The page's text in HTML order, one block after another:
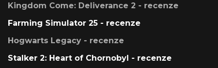
Kingdom Come: Deliverance 2 - recenze
Farming Simulator 25 - recenze
Hogwarts Legacy - recenze
Stalker 2: Heart of Chornobyl - recenze